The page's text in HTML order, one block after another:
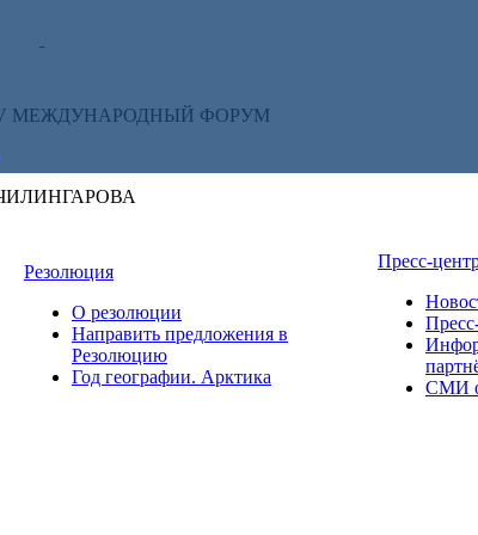
МЕЖДУНАРОДНЫЙ ФОРУМ
Резолюция
О резолюции
Направить предложения в
Резолюцию
Год географии. Арктика
Пресс-
СМИ